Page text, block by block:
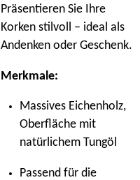
Präsentieren Sie Ihre
Korken stilvoll – ideal als
Andenken oder Geschenk.
Merkmale:
Massives Eichenholz,
Oberfläche mit
natürlichem Tungöl
Passend für die